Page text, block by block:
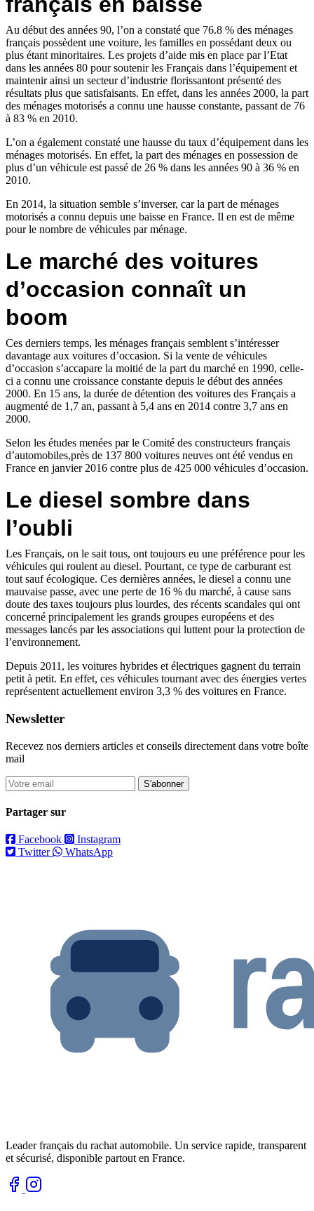
Au début des années 90, l’on a constaté que 76.8 % des ménages
français possèdent une voiture, les familles en possédant deux ou
plus étant minoritaires. Les projets d’aide mis en place par l’Etat
dans les années 80 pour soutenir les Français dans l’équipement et
maintenir ainsi un secteur d’industrie florissantont présenté des
résultats plus que satisfaisants. En effet, dans les années 2000, la part
des ménages motorisés a connu une hausse constante, passant de 76
à 83 % en 2010.
L’on a également constaté une hausse du taux d’équipement dans les
ménages motorisés. En effet, la part des ménages en possession de
plus d’un véhicule est passé de 26 % dans les années 90 à 36 % en
2010.
En 2014, la situation semble s’inverser, car la part de ménages
motorisés a connu depuis une baisse en France. Il en est de même
pour le nombre de véhicules par ménage.
Le marché des voitures
d’occasion connaît un
boom
Ces derniers temps, les ménages français semblent s’intéresser
davantage aux voitures d’occasion. Si la vente de véhicules
d’occasion s’accapare la moitié de la part du marché en 1990, celle-
ci a connu une croissance constante depuis le début des années
2000. En 15 ans, la durée de détention des voitures des Français a
augmenté de 1,7 an, passant à 5,4 ans en 2014 contre 3,7 ans en
2000.
Selon les études menées par le Comité des constructeurs français
d’automobiles,près de 137 800 voitures neuves ont été vendus en
France en janvier 2016 contre plus de 425 000 véhicules d’occasion.
Le diesel sombre dans
l’oubli
Les Français, on le sait tous, ont toujours eu une préférence pour les
véhicules qui roulent au diesel. Pourtant, ce type de carburant est
tout sauf écologique. Ces dernières années, le diesel a connu une
mauvaise passe, avec une perte de 16 % du marché, à cause sans
doute des taxes toujours plus lourdes, des récents scandales qui ont
concerné principalement les grands groupes européens et des
messages lancés par les associations qui luttent pour la protection de
l’environnement.
Depuis 2011, les voitures hybrides et électriques gagnent du terrain
petit à petit. En effet, ces véhicules tournant avec des énergies vertes
représentent actuellement environ 3,3 % des voitures en France.
Newsletter
Recevez nos derniers articles et conseils directement dans votre boîte
mail
S'abonner
Partager sur
Facebook
Instagram
Twitter
WhatsApp
Leader français du rachat automobile. Un service rapide, transparent
et sécurisé, disponible partout en France.